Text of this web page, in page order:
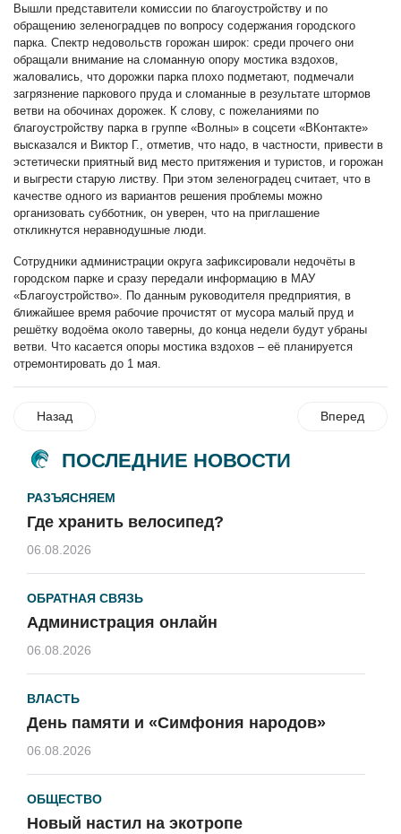
Вышли представители комиссии по благоустройству и по
обращению зеленоградцев по вопросу содержания городского
парка. Спектр недовольств горожан широк: среди прочего они
обращали внимание на сломанную опору мостика вздохов,
жаловались, что дорожки парка плохо подметают, подмечали
загрязнение паркового пруда и сломанные в результате штормов
ветви на обочинах дорожек. К слову, с пожеланиями по
благоустройству парка в группе «Волны» в соцсети «ВКонтакте»
высказался и Виктор Г., отметив, что надо, в частности, привести в
эстетически приятный вид место притяжения и туристов, и горожан
и выгрести старую листву. При этом зеленоградец считает, что в
качестве одного из вариантов решения проблемы можно
организовать субботник, он уверен, что на приглашение
откликнутся неравнодушные люди.
Сотрудники администрации округа зафиксировали недочёты в
городском парке и сразу передали информацию в МАУ
«Благоустройство». По данным руководителя предприятия, в
ближайшее время рабочие прочистят от мусора малый пруд и
решётку водоёма около таверны, до конца недели будут убраны
ветви. Что касается опоры мостика вздохов – её планируется
отремонтировать до 1 мая.
Назад Вперед
ПОСЛЕДНИЕ НОВОСТИ
РАЗЪЯСНЯЕМ
Где хранить велосипед?
06.08.2026
ОБРАТНАЯ СВЯЗЬ
Администрация онлайн
06.08.2026
ВЛАСТЬ
День памяти и «Симфония народов»
06.08.2026
ОБЩЕСТВО
Новый настил на экотропе